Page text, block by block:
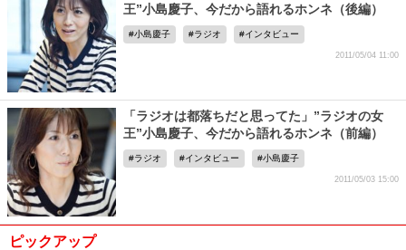
王”小島慶子、今だから語れるホンネ（後編）
小島慶子 ラジオ インタビュー
2011/05/04 11:00
「ラジオは都落ちだと思ってた」”ラジオの女
王”小島慶子、今だから語れるホンネ（前編）
ラジオ インタビュー 小島慶子
2011/05/03 15:00
ピックアップ